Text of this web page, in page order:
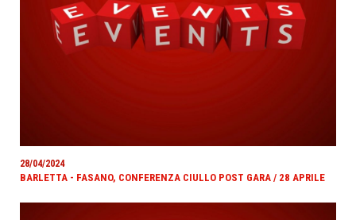
28/04/2024
BARLETTA - FASANO, CONFERENZA CIULLO POST GARA / 28 APRILE